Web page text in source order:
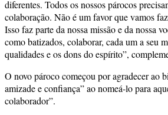
diferentes. Todos os nossos párocos
colaboração. Não é um favor que vamos
Isso faz parte da nossa missão e da nossa
como batizados, colaborar, cada um a seu
qualidades e os dons do espírito”,
O novo pároco começou por agradecer ao
amizade e confiança” ao nomeá-lo para
colaborador”.